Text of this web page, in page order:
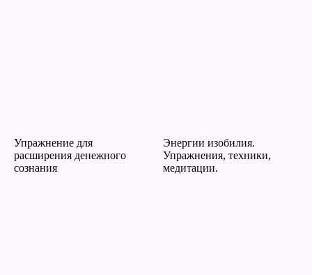
Упражнение для
расширения денежного
сознания
Энергии изобилия.
Упражнения, техники,
медитации.